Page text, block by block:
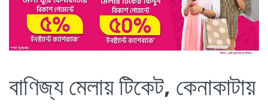
বাণিজ্য মেলায় টিকেট, কেনাকাটায়